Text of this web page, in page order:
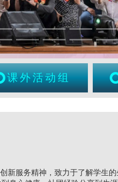
课外活动组
新服务精神，致力于了解学生